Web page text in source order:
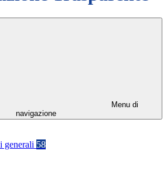
Menu di
navigazione
generali 58